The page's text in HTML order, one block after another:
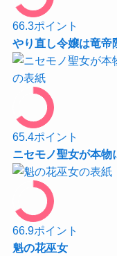
66.3ポイント
やり直し令嬢は竜帝
65.4ポイント
ニセモノ聖女が本
66.9ポイント
魁の花巫女